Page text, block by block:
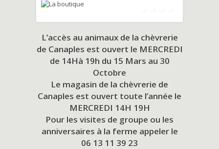
L’accès au animaux de la chèvrerie
de Canaples est ouvert le MERCREDI
de 14Hà 19h du 15 Mars au 30
Octobre
Le magasin de la chèvrerie de
Canaples est ouvert toute l’année le
MERCREDI 14H 19H
Pour les visites de groupe ou les
anniversaires à la ferme appeler le
06 13 11 39 23